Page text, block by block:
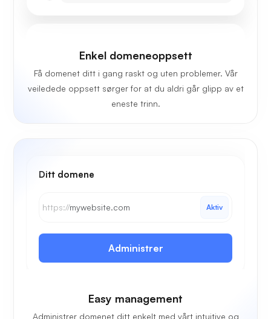
Enkel domeneoppsett
Få domenet ditt i gang raskt og uten problemer. Vår
veiledede oppsett sørger for at du aldri går glipp av et
eneste trinn.
Ditt domene
https://mywebsite.com Aktiv
Administrer
Easy management
Administrer domenet ditt enkelt med vårt intuitive og